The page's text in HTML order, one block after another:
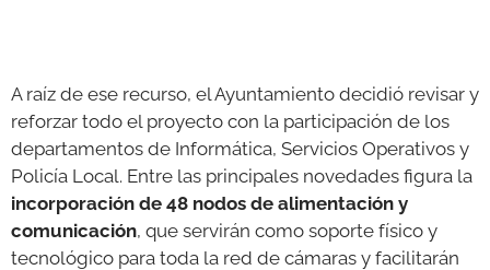
A raíz de ese recurso, el Ayuntamiento decidió revisar y
reforzar todo el proyecto con la participación de los
departamentos de Informática, Servicios Operativos y
Policía Local. Entre las principales novedades figura la
incorporación de 48 nodos de alimentación y
comunicación, que servirán como soporte físico y
tecnológico para toda la red de cámaras y facilitarán